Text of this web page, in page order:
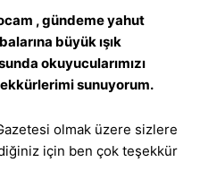
, gündeme yahut
büyük ışık
okuyucularımızı
sunuyorum.
olmak üzere sizlere
için ben çok teşekkür